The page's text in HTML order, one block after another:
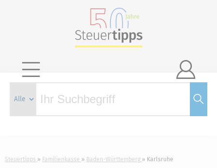

Steuertipps Familienkasse Baden-Württemberg Karlsruhe